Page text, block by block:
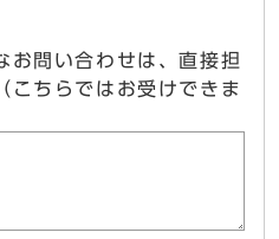
お問い合わせは、直接担
こちらではお受けできま